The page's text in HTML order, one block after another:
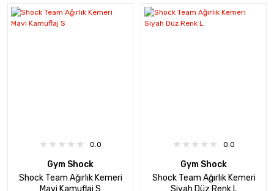
0.0
Gym Shock
Shock Team Ağırlık Kemeri
Mavi Kamuflaj S
0.0
Gym Shock
Shock Team Ağırlık Kemeri
Siyah Düz Renk L